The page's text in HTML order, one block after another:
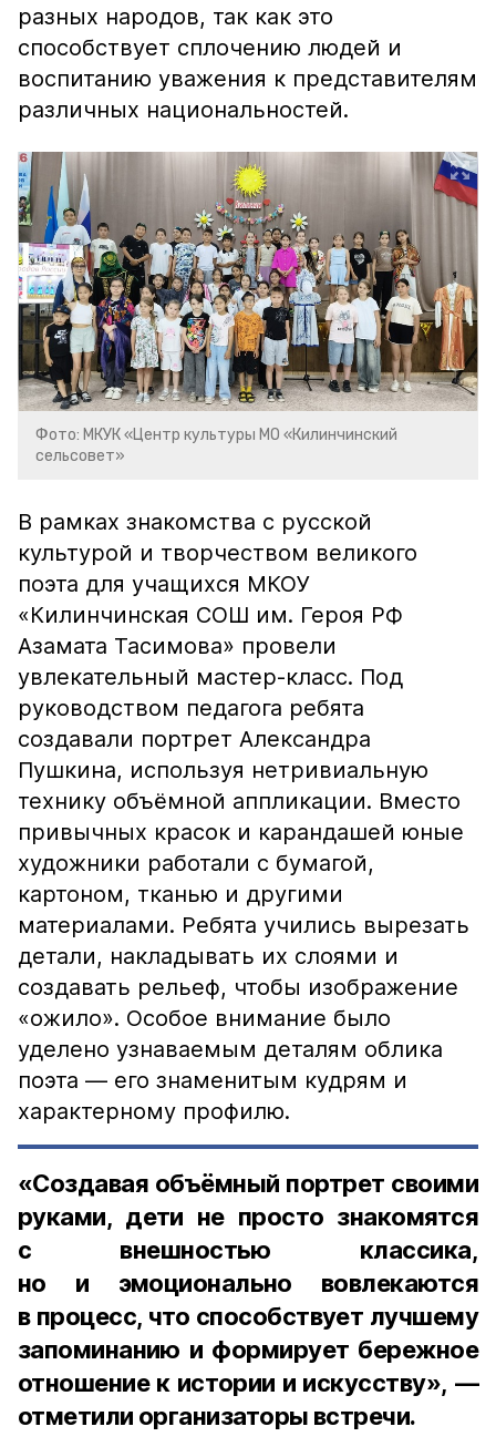
разных народов, так как это
способствует сплочению людей и
воспитанию уважения к представителям
различных национальностей.
Фото: МКУК «Центр культуры МО «Килинчинский
сельсовет»
В рамках знакомства с русской
культурой и творчеством великого
поэта для учащихся МКОУ
«Килинчинская СОШ им. Героя РФ
Азамата Тасимова» провели
увлекательный мастер-класс. Под
руководством педагога ребята
создавали портрет Александра
Пушкина, используя нетривиальную
технику объёмной аппликации. Вместо
привычных красок и карандашей юные
художники работали с бумагой,
картоном, тканью и другими
материалами. Ребята учились вырезать
детали, накладывать их слоями и
создавать рельеф, чтобы изображение
«ожило». Особое внимание было
уделено узнаваемым деталям облика
поэта — его знаменитым кудрям и
характерному профилю.
«Создавая объёмный портрет своими
руками, дети не просто знакомятся
с внешностью классика,
но и эмоционально вовлекаются
в процесс, что способствует лучшему
запоминанию и формирует бережное
отношение к истории и искусству», —
отметили организаторы встречи.